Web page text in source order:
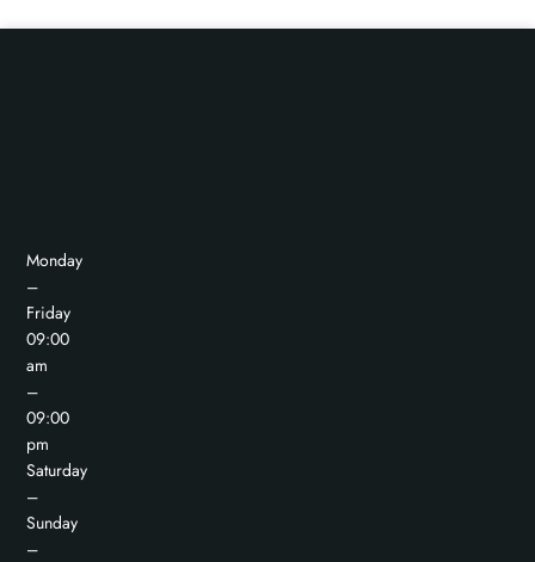
Monday
–
Friday
09:00
am
–
09:00
pm
Saturday
–
Sunday
–